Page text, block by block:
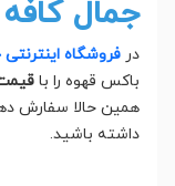
جمال کافه
در فروشگاه
باکس قهوه را با
همین حالا سفارش
داشته باشید.